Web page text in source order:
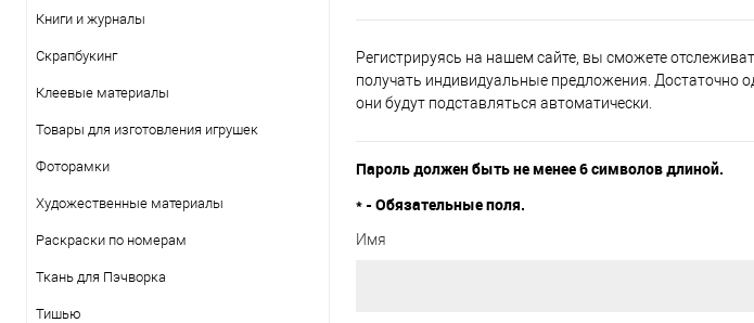
Книги и журналы
Скрапбукинг
Клеевые материалы
Товары для изготовления игрушек
Фоторамки
Художественные материалы
Раскраски по номерам
Ткань для Пэчворка
Тишью
Регистрируясь на нашем сайте, вы сможете
получать индивидуальные предложения. Достаточно
они будут подставляться автоматически.
Пароль должен быть не менее 6 символов длиной.
* - Обязательные поля.
Имя